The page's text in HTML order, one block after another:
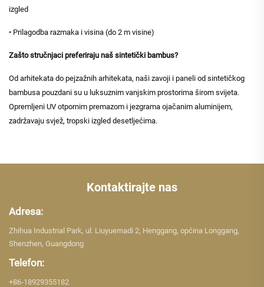
izgled
• Prilagodba razmaka i visina (do 2 m visine)
Zašto stručnjaci preferiraju naš sintetički bambus?
Od arhitekata do pejzažnih arhitekata, naši zavoji i paneli od sintetičkog
bambusa pouzdani su u luksuznim vanjskim prostorima širom svijeta.
Opremljeni UV otpornim premazom i jezgrama ojačanim aluminijem,
zadržavaju svjež, tropski izgled desetljećima.
Kontaktirajte nas
Adresa:
Zhihua Industrial Park, ul. Liuyuemadi 2, Henggang, općina Longgang,
Shenzhen, Guangdong
Telefon:
+86-18929355182